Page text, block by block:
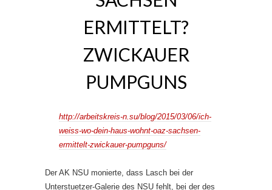
ERMITTELT?
ZWICKAUER
PUMPGUNS
http://arbeitskreis-n.su/blog/2015/03/06/ich-
weiss-wo-dein-haus-wohnt-oaz-sachsen-
ermittelt-zwickauer-pumpguns/
Der AK NSU monierte, dass Lasch bei der
Unterstuetzer-Galerie des NSU fehlt, bei der des